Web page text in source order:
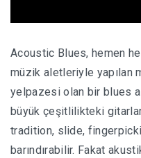
Acoustic Blues, hemen
müzik aletleriyle yapılan
yelpazesi olan bir blues
büyük çeşitlilikteki
tradition, slide,
barındırabilir. Fakat